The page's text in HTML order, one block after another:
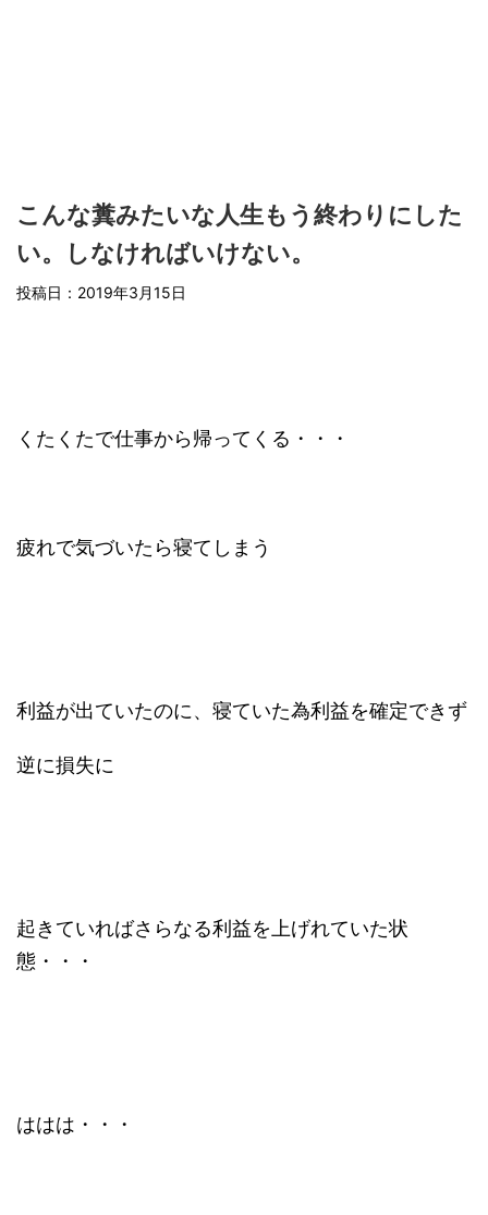
こんな糞みたいな人生もう終わりにした
い。しなければいけない。
投稿日： 2019年3月15日
くたくたで仕事から帰ってくる・・・
疲れで気づいたら寝てしまう
利益が出ていたのに、寝ていた為利益を確定できず
逆に損失に
起きていればさらなる利益を上げれていた状
態・・・
ははは・・・